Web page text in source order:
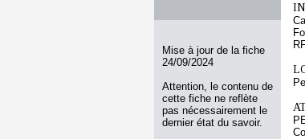
Mise à jour de la fiche
24/09/2024
Attention, le contenu de
cette fiche ne reflète
pas nécessairement le
dernier état du savoir.